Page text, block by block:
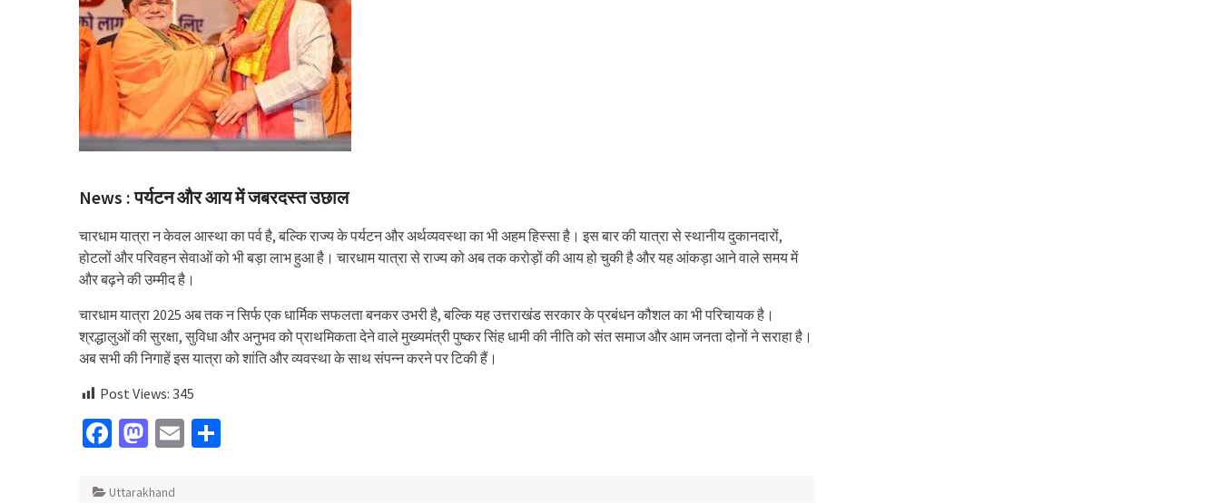
News : पर्यटन और आय में जबरदस्त उछाल
चारधाम यात्रा न केवल आस्था का पर्व है, बल्कि राज्य के पर्यटन और अर्थव्यवस्था का भी अहम हिस्सा है। इस बार की यात्रा से स्थानीय दुकानदारों,
होटलों और परिवहन सेवाओं को भी बड़ा लाभ हुआ है। चारधाम यात्रा से राज्य को अब तक करोड़ों की आय हो चुकी है और यह आंकड़ा आने वाले समय में
और बढ़ने की उम्मीद है।
चारधाम यात्रा 2025 अब तक न सिर्फ एक धार्मिक सफलता बनकर उभरी है, बल्कि यह उत्तराखंड सरकार के प्रबंधन कौशल का भी परिचायक है।
श्रद्धालुओं की सुरक्षा, सुविधा और अनुभव को प्राथमिकता देने वाले मुख्यमंत्री पुष्कर सिंह धामी की नीति को संत समाज और आम जनता दोनों ने सराहा है।
अब सभी की निगाहें इस यात्रा को शांति और व्यवस्था के साथ संपन्न करने पर टिकी हैं।
Post Views: 345
Facebook
Mastodon
Email
Uttarakhand